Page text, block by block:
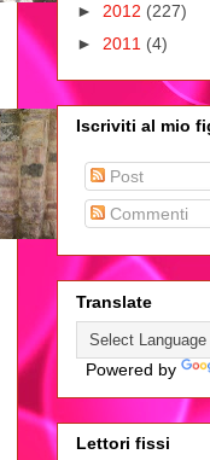
► 2012 (227)
► 2011 (4)
Iscriviti al mio
Post
Commenti
Translate
Powered by
Lettori fissi